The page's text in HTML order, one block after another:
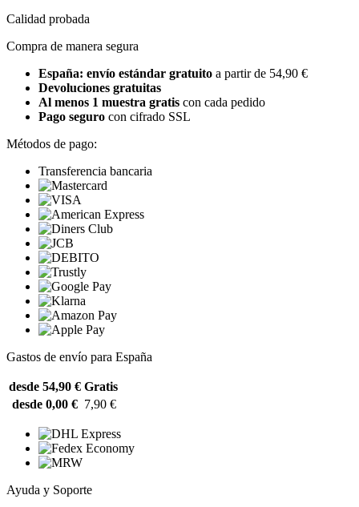
Calidad probada
Compra de manera segura
España: envío estándar gratuito a partir de 54,90 €
Devoluciones gratuitas
Al menos 1 muestra gratis con cada pedido
Pago seguro con cifrado SSL
Métodos de pago:
Transferencia bancaria
Gastos de envío para España
desde 54,90 € Gratis
desde 0,00 € 7,90 €
Ayuda y Soporte